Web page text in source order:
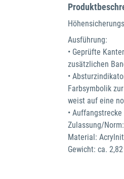
Ausführung:
• Geprüfte
zusätzlichen
•
Farbsymbolik
weist auf eine
•
Zulassung/
Material:
Gewicht: ca.